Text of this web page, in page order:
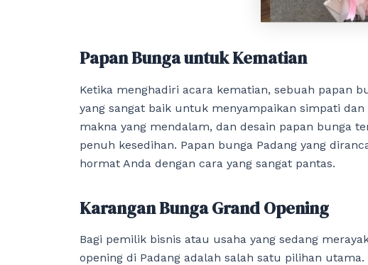
Papan Bunga untuk Kematian
Ketika menghadiri acara kematian, sebuah papan
yang sangat baik untuk menyampaikan simpati
makna yang mendalam, dan desain papan bunga
penuh kesedihan. Papan bunga Padang yang
hormat Anda dengan cara yang sangat pantas.
Karangan Bunga Grand Opening
Bagi pemilik bisnis atau usaha yang sedang
opening di Padang adalah salah satu pilihan